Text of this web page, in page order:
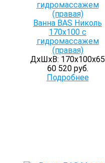
Ванна BAS Николь
170х100 с
гидромассажем
(правая)
ДхШхВ: 170х100х65
60 520 руб.
Подробнее